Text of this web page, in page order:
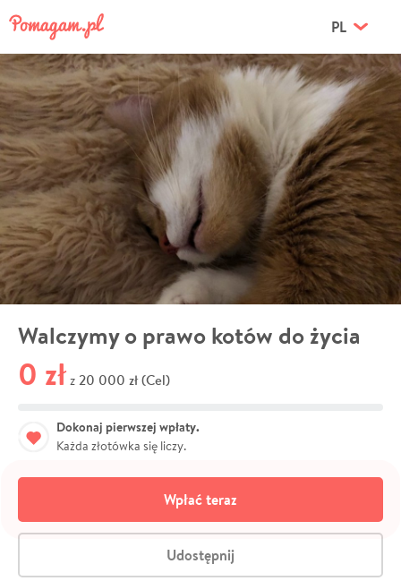
PL
Walczymy o prawo kotów do życia
0 zł z 20 000 zł (Cel)
Dokonaj pierwszej wpłaty.
Każda złotówka się liczy.
Wpłać teraz
Udostępnij